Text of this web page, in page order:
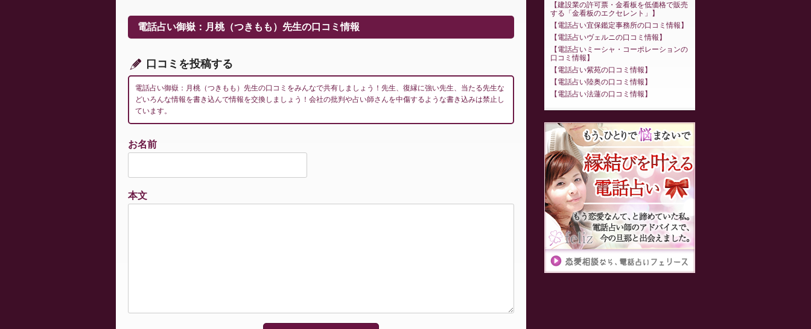
ー
シ
ン
電話占い御嶽：月桃（つきもも）先生の口コミ情報
口コミを投稿する
電話占い御嶽：月桃（つきもも）先生の口コミをみんなで共有しましょう！先生、復縁に強い先生、当たる先生な
どいろんな情報を書き込んで情報を交換しましょう！会社の批判や占い師さんを中傷するような書き込みは禁止し
ています。
お名前
本文
建設業の許可票・金看板を低価格で販売
する「金看板のエクセレント」
電話占い宜保鑑定事務所の口コミ情報
電話占いヴェルニの口コミ情報
電話占いミーシャ・コーポレーションの
口コミ情報
電話占い紫苑の口コミ情報
電話占い陸奥の口コミ情報
電話占い法蓮の口コミ情報